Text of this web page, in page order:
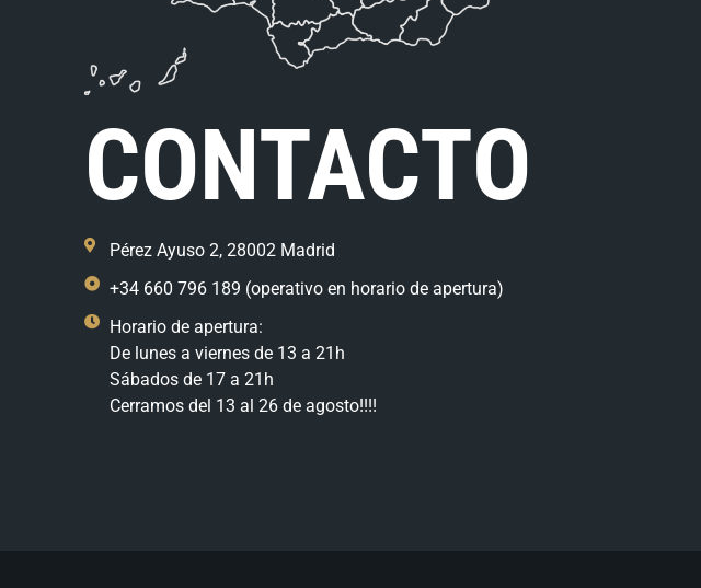
CONTACTO
Pérez Ayuso 2, 28002 Madrid
+34 660 796 189 (operativo en horario de apertura)
Horario de apertura:
De lunes a viernes de 13 a 21h
Sábados de 17 a 21h
Cerramos del 13 al 26 de agosto!!!!